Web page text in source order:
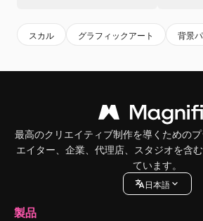
スカル グラフィックアート 背景
最高のクリエイティブ制作を導くための
エイター、企業、代理店、スタジオを含
ています。
日本語
製品